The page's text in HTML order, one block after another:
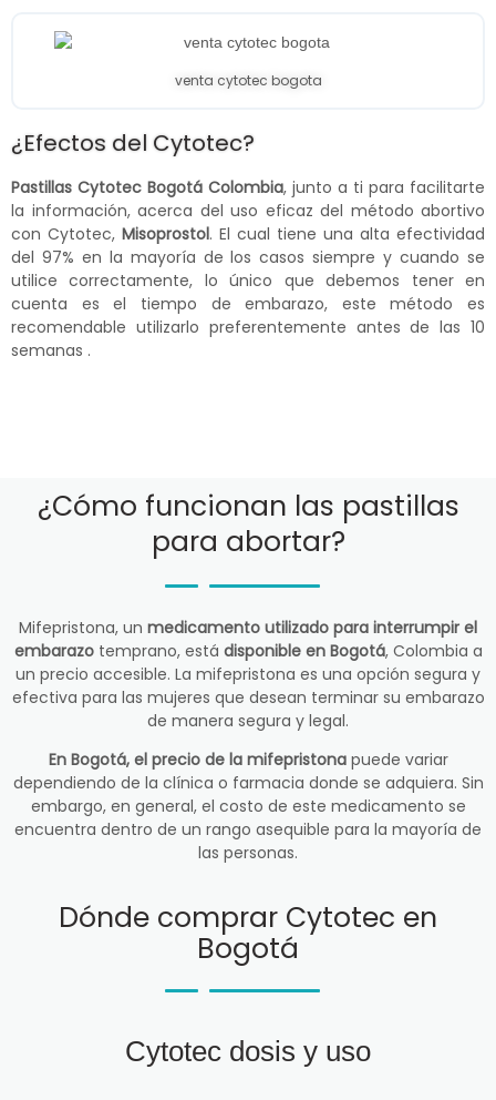
venta cytotec bogota
¿Efectos del Cytotec?
Pastillas Cytotec Bogotá Colombia, junto a ti para facilitarte
la información, acerca del uso eficaz del método abortivo
con Cytotec, Misoprostol. El cual tiene una alta efectividad
del 97% en la mayoría de los casos siempre y cuando se
utilice correctamente, lo único que debemos tener en
cuenta es el tiempo de embarazo, este método es
recomendable utilizarlo preferentemente antes de las 10
semanas .
¿Cómo funcionan las pastillas
para abortar?
Mifepristona, un medicamento utilizado para interrumpir el
embarazotemprano, está disponible en Bogotá, Colombia a
un precio accesible. La mifepristona es una opción segura y
efectiva para las mujeres que desean terminar su embarazo
de manera segura y legal.
En Bogotá, el precio de la mifepristonapuede variar
dependiendo de la clínica o farmacia donde se adquiera. Sin
embargo, en general, el costo de este medicamento se
encuentra dentro de un rango asequible para la mayoría de
las personas.
Dónde comprar Cytotec en
Bogotá
Cytotec dosis y uso